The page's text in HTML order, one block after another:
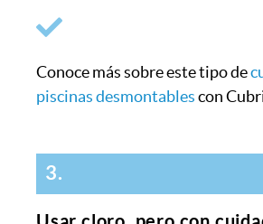
Conoce más sobre este tipo de
piscinas desmontablescon
3.